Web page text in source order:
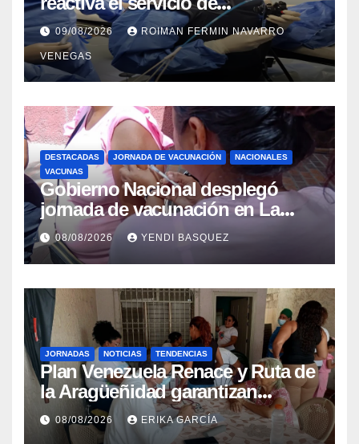
Colangiopancreatografía
Retrógrada Endoscópica para
beneficiar a cientos de pacientes
09/08/2026 ROIMAN FERMIN NAVARRO
VENEGAS
DESTACADAS JORNADA DE VACUNACIÓN
NACIONALES
VACUNAS
Gobierno Nacional desplegó
jornada de vacunación en La
Guaira para garantizar protección
epidemiológica
08/08/2026 YENDI BASQUEZ
JORNADAS NOTICIAS TENDENCIAS
Plan Venezuela Renace y Ruta de
la Aragüeñidad garantizan
atención médica integral en
Aragua
08/08/2026 ERIKA GARCÍA